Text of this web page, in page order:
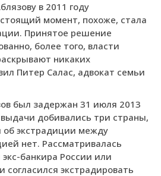
в 2011 году
момент, похоже, стала
Принятое решение
более того, власти
никаких
Питер Салас, адвокат семьи
был задержан 31 июля 2013
добивались три страны,
об экстрадиции между
нет. Рассматривалась
банкира России или
экстрадировать